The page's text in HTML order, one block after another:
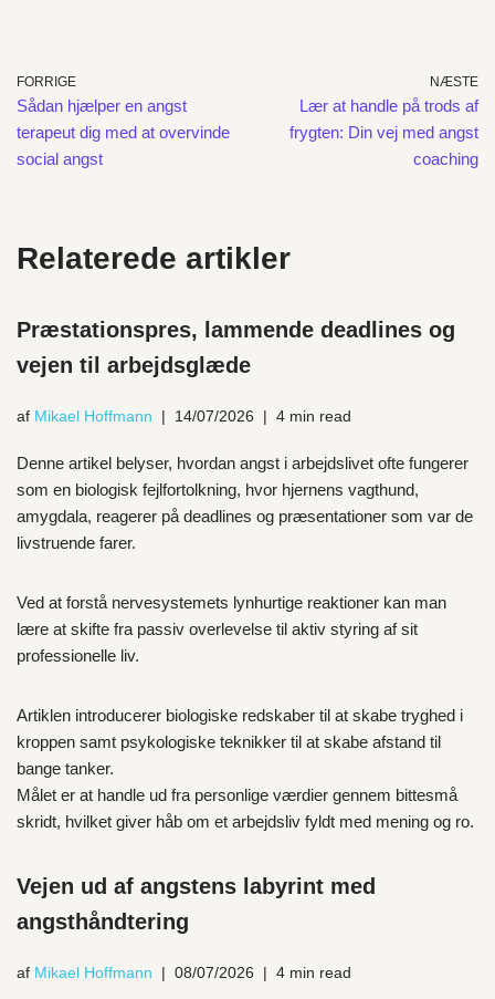
FORRIGE
Sådan hjælper en angst
terapeut dig med at overvinde
social angst
NÆSTE
Lær at handle på trods af
frygten: Din vej med angst
coaching
Relaterede artikler
Præstationspres, lammende deadlines og
vejen til arbejdsglæde
af Mikael Hoffmann 14/07/2026 4 min read
Denne artikel belyser, hvordan angst i arbejdslivet ofte fungerer
som en biologisk fejlfortolkning, hvor hjernens vagthund,
amygdala, reagerer på deadlines og præsentationer som var de
livstruende farer.
Ved at forstå nervesystemets lynhurtige reaktioner kan man
lære at skifte fra passiv overlevelse til aktiv styring af sit
professionelle liv.
Artiklen introducerer biologiske redskaber til at skabe tryghed i
kroppen samt psykologiske teknikker til at skabe afstand til
bange tanker.
Målet er at handle ud fra personlige værdier gennem bittesmå
skridt, hvilket giver håb om et arbejdsliv fyldt med mening og ro.
Vejen ud af angstens labyrint med
angsthåndtering
af Mikael Hoffmann 08/07/2026 4 min read